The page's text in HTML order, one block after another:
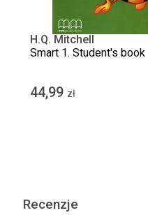
H.Q. Mitchell
Smart 1. Student's book
44,99 zł
Recenzje